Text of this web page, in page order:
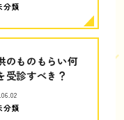
分類
のものもらい何
受診すべき？
分類